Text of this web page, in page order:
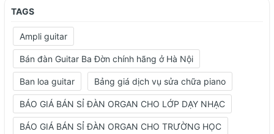
TAGS
Ampli guitar
Bán đàn Guitar Ba Đờn chính hãng ở Hà Nội
Ban loa guitar Bảng giá dịch vụ sửa chữa piano
BÁO GIÁ BÁN SỈ ĐÀN ORGAN CHO LỚP DẠY NHẠC
BÁO GIÁ BÁN SỈ ĐÀN ORGAN CHO TRƯỜNG HỌC